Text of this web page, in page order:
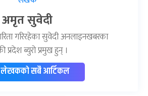
अमृत सुवेदी
गरिरहेका सुवेदी अनलाइनखबरका
प्रदेश ब्युरो प्रमुख हुन् ।
लेखकको सबै आर्टिकल